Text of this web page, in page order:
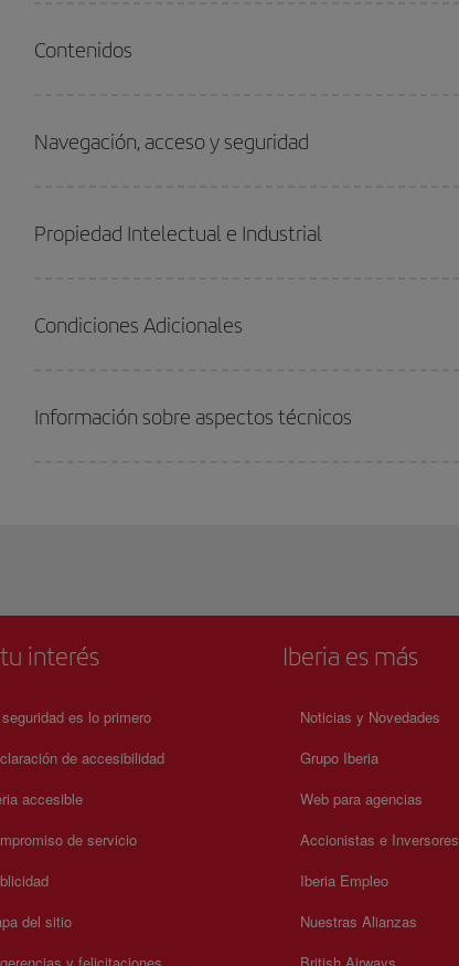
Contenidos
Navegación, acceso y seguridad
Propiedad Intelectual e Industrial
Condiciones Adicionales
Información sobre aspectos técnicos
interés
es lo primero
de accesibilidad
accesible
de servicio
del sitio
Iberia es más
Noticias y Novedades
Grupo Iberia
Web para agencias
Accionistas e Inversores
Iberia Empleo
Nuestras Alianzas